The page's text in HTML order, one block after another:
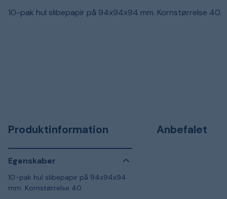
10-pak hul slibepapir på 94x94x94 mm. Kornstørrelse 40.
Produktinformation
Egenskaber
10-pak hul slibepapir på 94x94x94
mm. Kornstørrelse 40.
Anbefalet